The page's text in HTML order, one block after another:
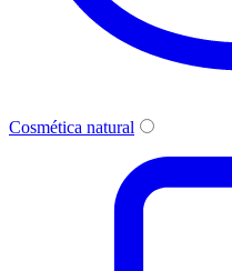
Cosmética natural